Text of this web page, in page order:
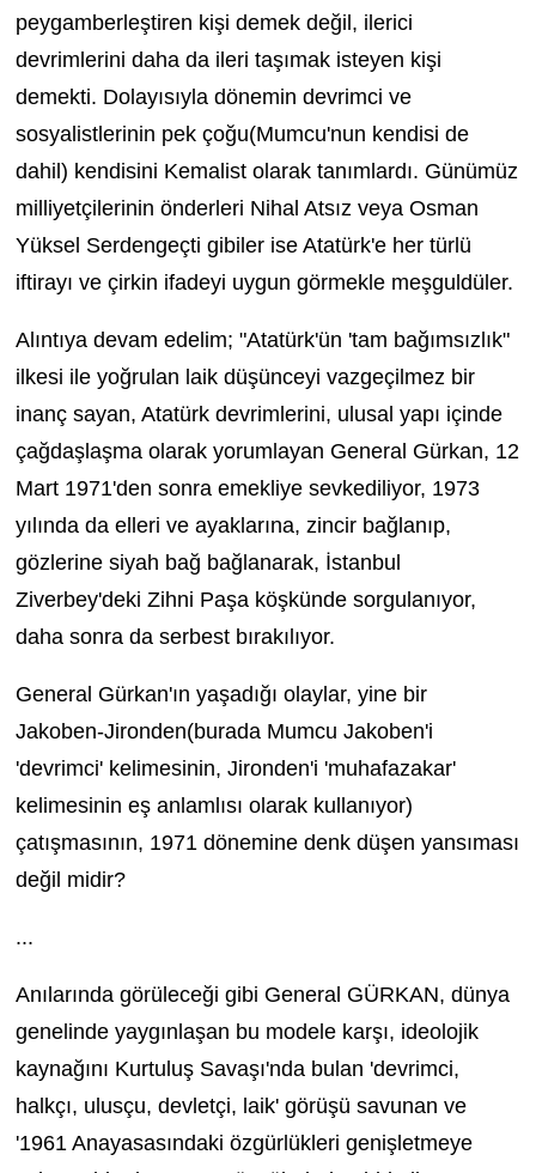
peygamberleştiren kişi demek değil, ilerici
devrimlerini daha da ileri taşımak isteyen kişi
demekti. Dolayısıyla dönemin devrimci ve
sosyalistlerinin pek çoğu(Mumcu'nun kendisi de
dahil) kendisini Kemalist olarak tanımlardı. Günümüz
milliyetçilerinin önderleri Nihal Atsız veya Osman
Yüksel Serdengeçti gibiler ise Atatürk'e her türlü
iftirayı ve çirkin ifadeyi uygun görmekle meşguldüler.
Alıntıya devam edelim; "Atatürk'ün 'tam bağımsızlık"
ilkesi ile yoğrulan laik düşünceyi vazgeçilmez bir
inanç sayan, Atatürk devrimlerini, ulusal yapı içinde
çağdaşlaşma olarak yorumlayan General Gürkan, 12
Mart 1971'den sonra emekliye sevkediliyor, 1973
yılında da elleri ve ayaklarına, zincir bağlanıp,
gözlerine siyah bağ bağlanarak, İstanbul
Ziverbey'deki Zihni Paşa köşkünde sorgulanıyor,
daha sonra da serbest bırakılıyor.
General Gürkan'ın yaşadığı olaylar, yine bir
Jakoben-Jironden(burada Mumcu Jakoben'i
'devrimci' kelimesinin, Jironden'i 'muhafazakar'
kelimesinin eş anlamlısı olarak kullanıyor)
çatışmasının, 1971 dönemine denk düşen yansıması
değil midir?
...
Anılarında görüleceği gibi General GÜRKAN, dünya
genelinde yaygınlaşan bu modele karşı, ideolojik
kaynağını Kurtuluş Savaşı'nda bulan 'devrimci,
halkçı, ulusçu, devletçi, laik' görüşü savunan ve
'1961 Anayasasındaki özgürlükleri genişletmeye